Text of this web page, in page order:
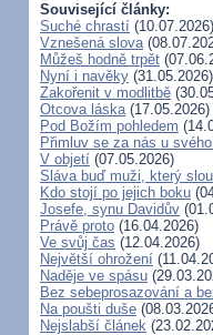
Související články:
Suché chrastí (10.07.2026)
Vznešená slova
Můžeš hodně trpět
Nyní i navěky (31.05.2026)
Zakořenit v modlitbě
Otcova láska(17.05.2026)
Pod Božím pohledem
Přimluv se za nás u
V objetí (07.05.2026)
Sláva buď muži, který
Kdo stojí po jejich boku
Josefe, synu Davidův
Právě proto (16.04.2026)
Ve svůj čas (12.04.2026)
Největší ohrožení
Naděje ve spásu
Bez sebeprosazování a
Na poušti duše
Nejslabší článek